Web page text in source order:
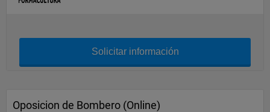
Solicitar información
Oposicion de Bombero (Online)